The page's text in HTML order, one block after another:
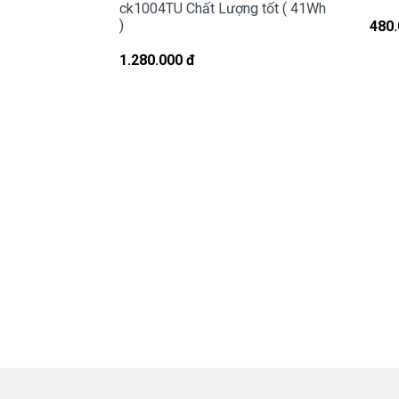
Hình Dấu Hiệu
ck1004TU Chất Lượng tốt ( 41Wh
)
1.280.000 đ